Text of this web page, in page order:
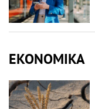
EKONOMIKA